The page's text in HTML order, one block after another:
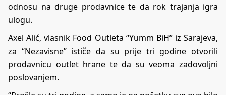
odnosu na druge prodavnice te da rok trajanja igra
ulogu.
Axel Alić, vlasnik Food Outleta “Yumm BiH” iz Sarajeva,
za “Nezavisne” ističe da su prije tri godine otvorili
prodavnicu outlet hrane te da su veoma zadovoljni
poslovanjem.